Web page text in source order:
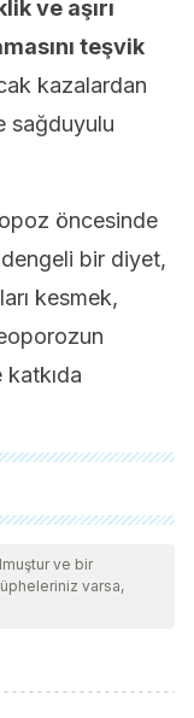
ve aşırı
teşvik
kazalardan
sağduyulu
öncesinde
dengeli bir diyet,
kesmek,
katkıda
ekibimiz
bibliyografisi
Ann Intern Med,
ve bir
varsa,